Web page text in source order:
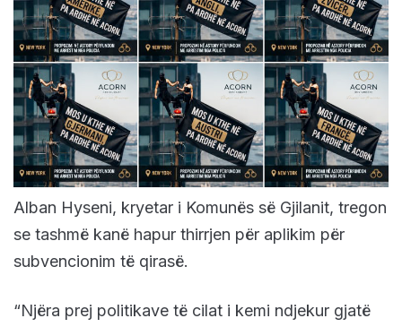
Alban Hyseni, kryetar i Komunës së Gjilanit, tregon
se tashmë kanë hapur thirrjen për aplikim për
subvencionim të qirasë.
“Njëra prej politikave të cilat i kemi ndjekur gjatë